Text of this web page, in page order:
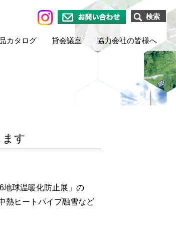
お問い合わせ
検索
カタログ 貸会議室 協力会社の皆様へ
す
地球温暖化防止展」の
熱ヒートパイプ融雪など